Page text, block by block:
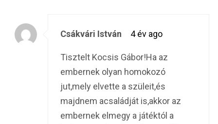
Csákvári István 4 év ago
Tisztelt Kocsis Gábor!Ha az
embernek olyan homokozó
jut,mely elvette a szüleit,és
majdnem acsaládját is,akkor az
embernek elmegy a játéktól a